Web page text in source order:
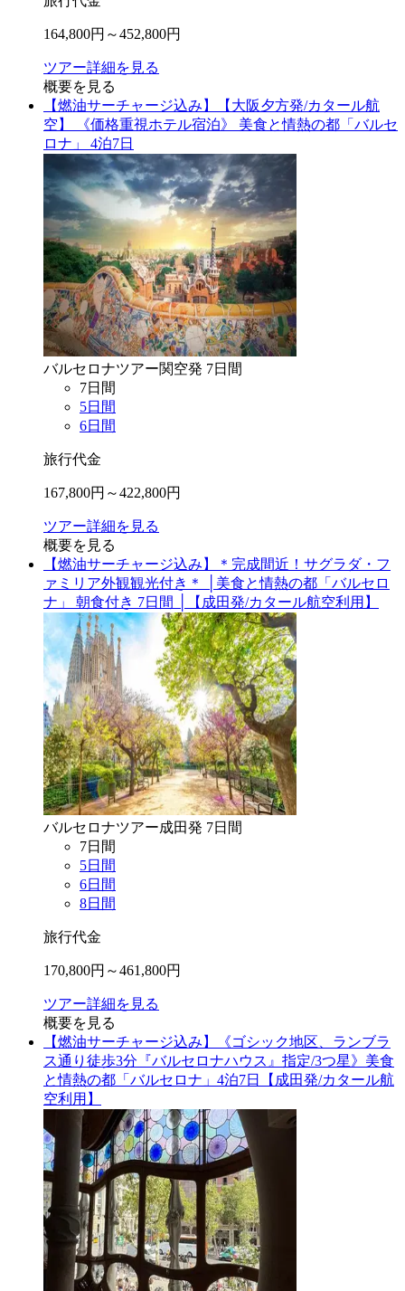
164,800円～452,800円
ツアー詳細を見る
概要を見る
【燃油サーチャージ込み】【大阪夕方発/カタール航
空】 《価格重視ホテル宿泊》 美食と情熱の都「バルセ
ロナ」 4泊7日
バルセロナツアー関空発 7日間
7日間
5日間
6日間
旅行代金
167,800円～422,800円
ツアー詳細を見る
概要を見る
【燃油サーチャージ込み】＊完成間近！サグラダ・フ
ァミリア外観観光付き＊ │美食と情熱の都「バルセロ
ナ」 朝食付き 7日間 │【成田発/カタール航空利用】
バルセロナツアー成田発 7日間
7日間
5日間
6日間
8日間
旅行代金
170,800円～461,800円
ツアー詳細を見る
概要を見る
【燃油サーチャージ込み】《ゴシック地区、ランブラ
ス通り徒歩3分『バルセロナハウス』指定/3つ星》美食
と情熱の都「バルセロナ」4泊7日【成田発/カタール航
空利用】